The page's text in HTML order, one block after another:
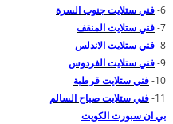
6- فني ستلايت جنوب السرة
7- فني ستلايت المنقف
8- فني ستلايت الاندلس
9- فني ستلايت الفردوس
10- فني ستلايت قرطبة
11- فني ستلايت صباح السالم
بي ان سبورت الكويت